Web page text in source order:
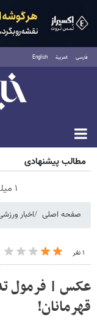
فارسی العربية English
مطالب پیشنهادی
۱ میلیارد اعتبار خرید طلا | بدون ضامن و چک
صفحه اصلی اخبار
۱ نفر
عکس | فرمول
قهرمانان!